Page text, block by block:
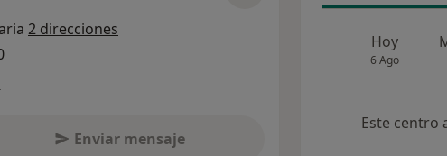
2 direcciones
Enviar mensaje
Hoy
6 Ago
Este centro